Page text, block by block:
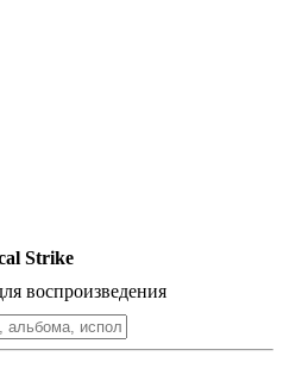
Strike
воспроизведения